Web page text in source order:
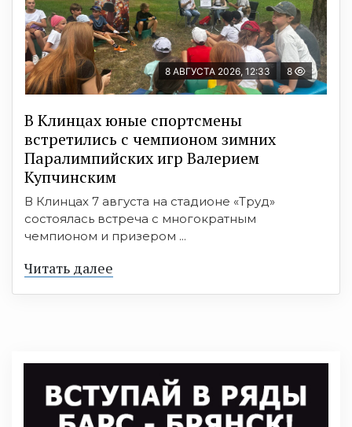
8 АВГУСТА 2026, 12:33 8
В Клинцах юные спортсмены
встретились с чемпионом зимних
Паралимпийских игр Валерием
Купчинским
В Клинцах 7 августа на стадионе «Труд»
состоялась встреча с многократным
чемпионом и призером ...
Читать далее